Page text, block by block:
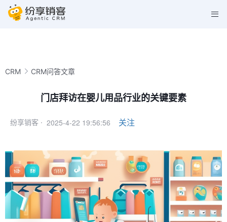
CRM CRM问答文章
门店拜访在婴儿用品行业的关键要素
纷享销客 · 2025-4-22 19:56:56 关注